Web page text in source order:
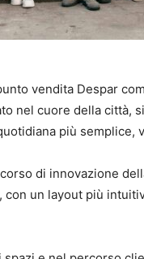
vendita Despar
nel cuore della città,
più semplice,
di innovazione
un layout più